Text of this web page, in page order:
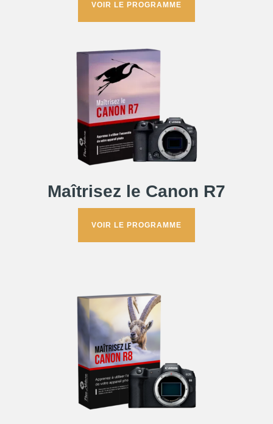
VOIR LE PROGRAMME
Maîtrisez le Canon R7
VOIR LE PROGRAMME